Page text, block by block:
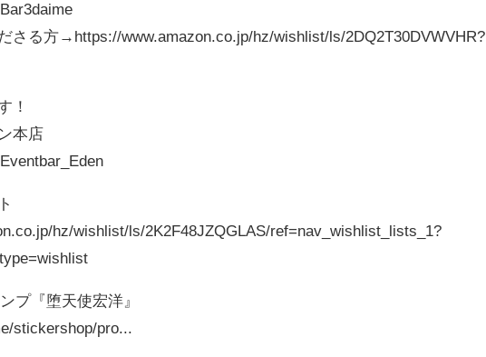
さる方→https://www.amazon.co.jp/hz/wishlist/ls/2DQ2T30DVWVHR?
！
本店
hz/wishlist/ls/2K2F48JZQGLAS/ref=nav_wishlist_lists_1?
プ『堕天使宏洋』
stickershop/pro...